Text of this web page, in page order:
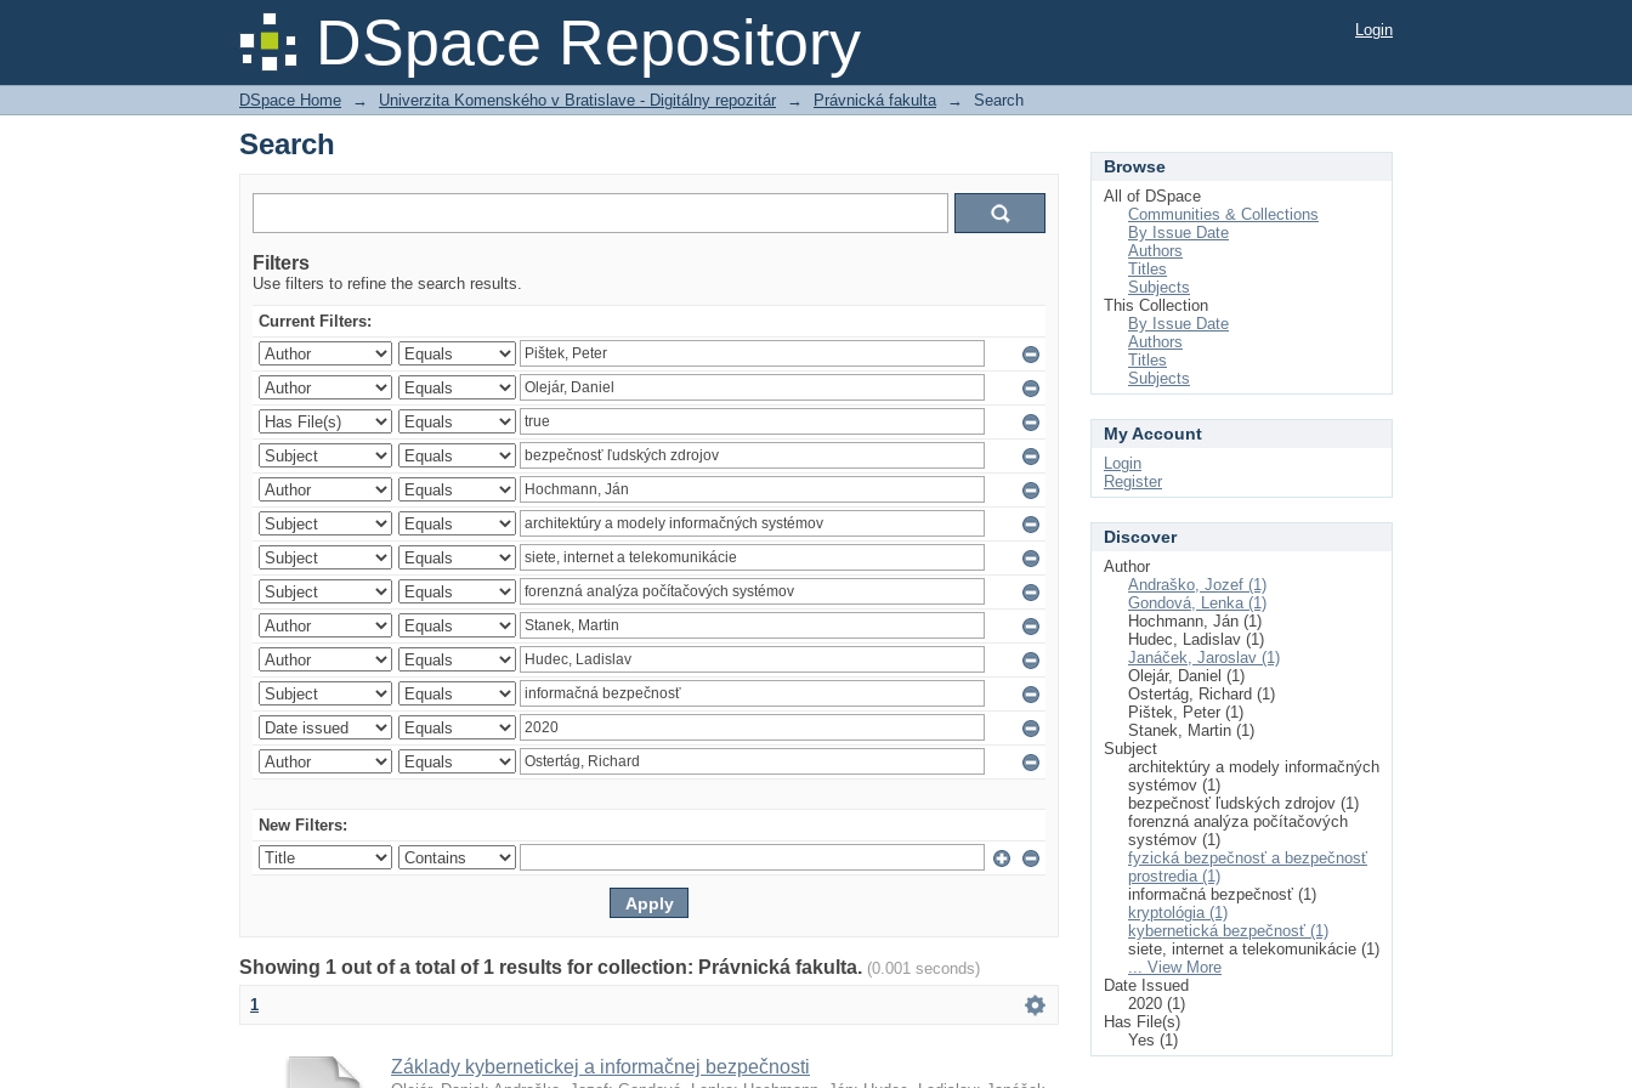
DSpace Repository
Search Login
DSpace Home → Univerzita Komenského v Bratislave - Digitálny repozitár → Právnická fakulta → Search
Search
Filters
Use filters to refine the search results.
Current Filters:
New Filters:
Showing 1 out of a total of 1 results for collection: Právnická fakulta. (0.001 seconds)
1
Základy kybernetickej a informačnej bezpečnosti
Browse
All of DSpace
Communities & Collections
By Issue Date
Authors
Titles
Subjects
This Collection
By Issue Date
Authors
Titles
Subjects
My Account
Login
Register
Discover
Author
Andraško, Jozef (1)
Gondová, Lenka (1)
Hochmann, Ján (1)
Hudec, Ladislav (1)
Janáček, Jaroslav (1)
Olejár, Daniel (1)
Ostertág, Richard (1)
Pištek, Peter (1)
Stanek, Martin (1)
Subject
architektúry a modely informačných
systémov (1)
bezpečnosť ľudských zdrojov (1)
forenzná analýza počítačových
systémov (1)
fyzická bezpečnosť a bezpečnosť
prostredia (1)
informačná bezpečnosť (1)
kryptológia (1)
kybernetická bezpečnosť (1)
siete, internet a telekomunikácie (1)
... View More
Date Issued
2020 (1)
Has File(s)
Yes (1)